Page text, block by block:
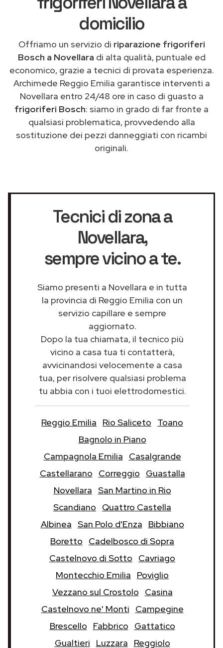
domicilio
Offriamo un servizio di riparazione frigoriferi
Bosch a Novellara di alta qualità, puntuale ed
economico, grazie a tecnici di provata esperienza.
Archimede Reggio Emilia garantisce interventi a
Novellara entro 24/48 ore in caso di guasto a
frigoriferi Bosch: siamo in grado di far fronte a
qualsiasi problematica, provvedendo alla
sostituzione dei pezzi danneggiati con ricambi
originali.
Tecnici di zona a
Novellara,
sempre vicino a te.
Siamo presenti a Novellara e in tutta
la provincia di Reggio Emilia con un
servizio capillare e sempre
aggiornato.
Dopo la tua chiamata, il tecnico più
vicino a casa tua ti contatterà,
avvicinandosi velocemente a casa
tua, per risolvere qualsiasi problema
tu abbia con i tuoi elettrodomestici.
Reggio Emilia Rio Saliceto
Toano
Bagnolo in Piano
Campagnola Emilia
Casalgrande
Castellarano
Correggio
Guastalla
Novellara San Martino in Rio
Scandiano
Quattro Castella
Albinea San Polo d'Enza
Bibbiano
Boretto
Cadelbosco di Sopra
Castelnovo di Sotto
Cavriago
Montecchio Emilia
Poviglio
Vezzano sul Crostolo
Casina
Castelnovo ne' Monti
Campegine
Brescello
Fabbrico
Gattatico
Gualtieri
Luzzara Reggiolo